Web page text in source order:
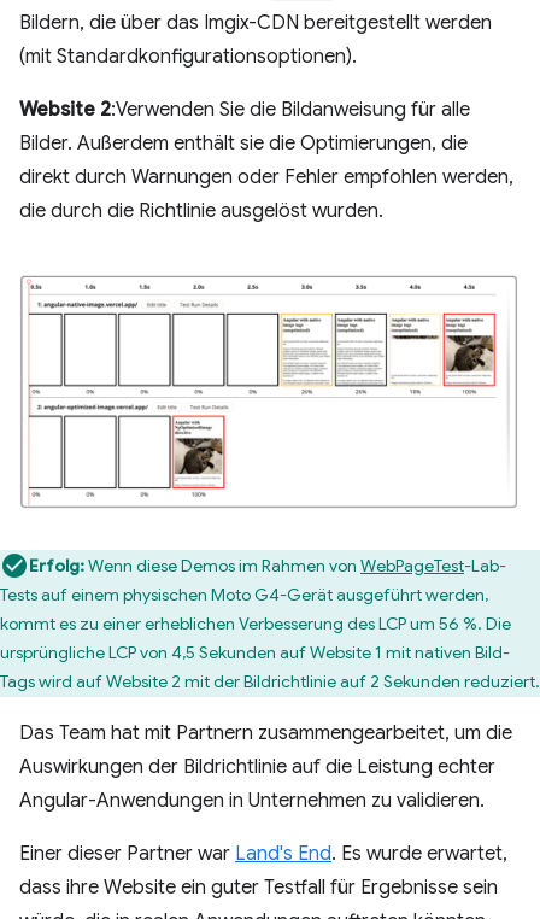
Bildern, die über das Imgix-CDN bereitgestellt werden
(mit Standardkonfigurationsoptionen).
Website 2:Verwenden Sie die Bildanweisung für alle
Bilder. Außerdem enthält sie die Optimierungen, die
direkt durch Warnungen oder Fehler empfohlen werden,
die durch die Richtlinie ausgelöst wurden.
Erfolg:Wenn diese Demos im Rahmen von WebPageTest-Lab-
Tests auf einem physischen Moto G4-Gerät ausgeführt werden,
kommt es zu einer erheblichen Verbesserung des LCP um 56 %. Die
ursprüngliche LCP von 4,5 Sekunden auf Website 1 mit nativen Bild-
Tags wird auf Website 2 mit der Bildrichtlinie auf 2 Sekunden reduziert.
Das Team hat mit Partnern zusammengearbeitet, um die
Auswirkungen der Bildrichtlinie auf die Leistung echter
Angular-Anwendungen in Unternehmen zu validieren.
Einer dieser Partner war Land's End. Es wurde erwartet,
dass ihre Website ein guter Testfall für Ergebnisse sein